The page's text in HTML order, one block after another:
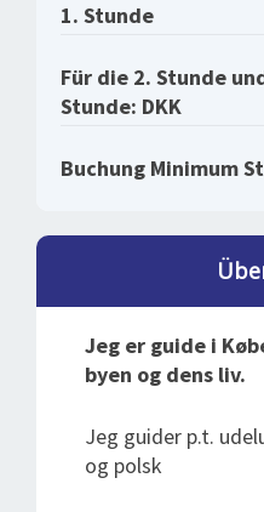
1. Stunde
Für die 2. Stunde
Stunde: DKK
Buchung Minimum
Jeg er guide i
byen og dens liv.
Jeg guider p.t.
og polsk